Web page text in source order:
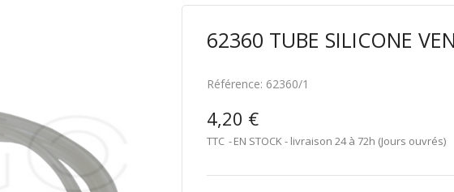
62360 TUBE SILICONE
Référence: 62360/1
4,20 €
TTC EN STOCK - livraison 24 à 72h (Jours ouvrés)